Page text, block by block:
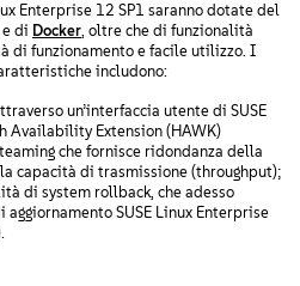
Enterprise 12 SP1 saranno dotate del
di Docker, oltre che di funzionalità
di funzionamento e facile utilizzo. I
includono:
un’interfaccia utente di SUSE
Availability Extension (HAWK)
che fornisce ridondanza della
capacità di trasmissione (throughput);
di system rollback, che adesso
SUSE Linux Enterprise